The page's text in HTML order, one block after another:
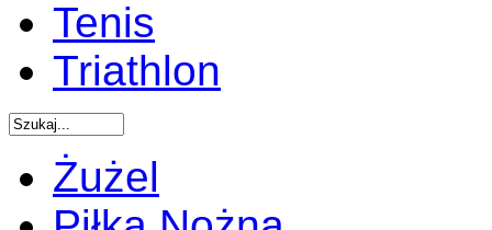
Tenis
Triathlon
Żużel